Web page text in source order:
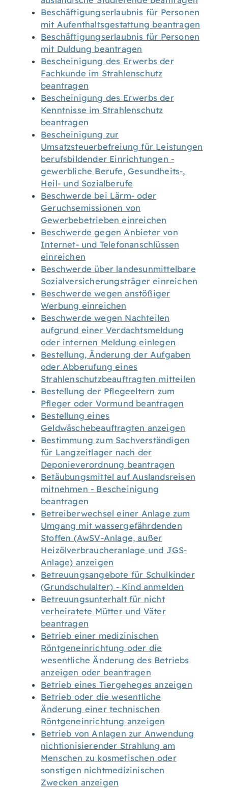
Beschäftigungserlaubnis für Personen
mit Aufenthaltsgestattung beantragen
Beschäftigungserlaubnis für Personen
mit Duldung beantragen
Bescheinigung des Erwerbs der
Fachkunde im Strahlenschutz
beantragen
Bescheinigung des Erwerbs der
Kenntnisse im Strahlenschutz
beantragen
Bescheinigung zur
Umsatzsteuerbefreiung für Leistungen
berufsbildender Einrichtungen -
gewerbliche Berufe, Gesundheits-,
Heil- und Sozialberufe
Beschwerde bei Lärm- oder
Geruchsemissionen von
Gewerbebetrieben einreichen
Beschwerde gegen Anbieter von
Internet- und Telefonanschlüssen
einreichen
Beschwerde über landesunmittelbare
Sozialversicherungsträger einreichen
Beschwerde wegen anstößiger
Werbung einreichen
Beschwerde wegen Nachteilen
aufgrund einer Verdachtsmeldung
oder internen Meldung einlegen
Bestellung, Änderung der Aufgaben
oder Abberufung eines
Strahlenschutzbeauftragten mitteilen
Bestellung der Pflegeeltern zum
Pfleger oder Vormund beantragen
Bestellung eines
Geldwäschebeauftragten anzeigen
Bestimmung zum Sachverständigen
für Langzeitlager nach der
Deponieverordnung beantragen
Betäubungsmittel auf Auslandsreisen
mitnehmen - Bescheinigung
beantragen
Betreiberwechsel einer Anlage zum
Umgang mit wassergefährdenden
Stoffen (AwSV-Anlage, außer
Heizölverbraucheranlage und JGS-
Anlage) anzeigen
Betreuungsangebote für Schulkinder
(Grundschulalter) - Kind anmelden
Betreuungsunterhalt für nicht
verheiratete Mütter und Väter
beantragen
Betrieb einer medizinischen
Röntgeneinrichtung oder die
wesentliche Änderung des Betriebs
anzeigen oder beantragen
Betrieb eines Tiergeheges anzeigen
Betrieb oder die wesentliche
Änderung einer technischen
Röntgeneinrichtung anzeigen
Betrieb von Anlagen zur Anwendung
nichtionisierender Strahlung am
Menschen zu kosmetischen oder
sonstigen nichtmedizinischen
Zwecken anzeigen